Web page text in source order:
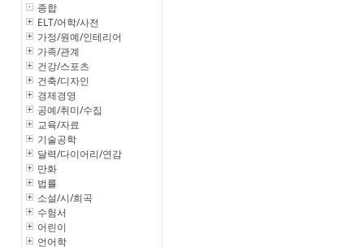
종합
ELT/어학/사전
가정/원예/인테리어
가족/관계
건강/스포츠
건축/디자인
경제경영
공예/취미/수집
교육/자료
기술공학
달력/다이어리/연감
만화
법률
소설/시/희곡
수험서
어린이
언어학